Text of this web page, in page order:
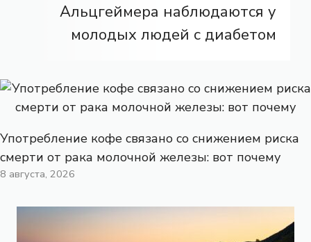
Альцгеймера наблюдаются у
молодых людей с диабетом
Употребление кофе связано со снижением риска
смерти от рака молочной железы: вот почему
8 августа, 2026